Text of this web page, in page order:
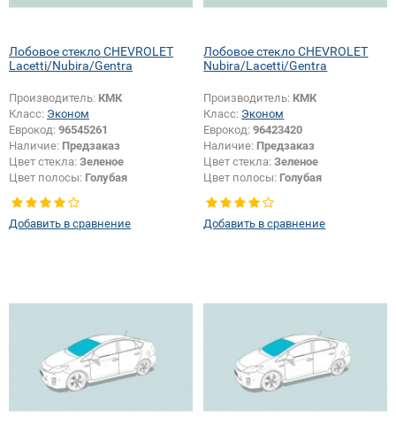
Лобовое стекло CHEVROLET
Lacetti/Nubira/Gentra
Производитель: КМК
Класс: Эконом
Еврокод: 96545261
Наличие: Предзаказ
Цвет стекла: Зеленое
Цвет полосы: Голубая
Добавить в сравнение
Лобовое стекло CHEVROLET
Nubira/Lacetti/Gentra
Производитель: КМК
Класс: Эконом
Еврокод:96423420
Наличие: Предзаказ
Цвет стекла:Зеленое
Цвет полосы: Голубая
Добавить в сравнение